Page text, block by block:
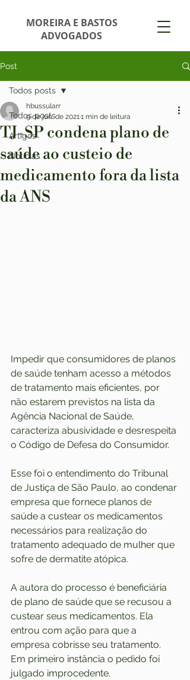
MOREIRA E BASTOS
ADVOGADOS
Post
Todos posts
Artigos
Notícias
Todos posts
TJ-SP condena plano de
saúde ao custeio de
medicamento fora da lista
da ANS
hbussularr
9 de jun. de 20211 min de leitura
Impedir que consumidores de planos
de saúde tenham acesso a métodos
de tratamento mais eficientes, por
não estarem previstos na lista da
Agência Nacional de Saúde,
caracteriza abusividade e desrespeita
o Código de Defesa do Consumidor.
Esse foi o entendimento do Tribunal
de Justiça de São Paulo, ao condenar
empresa que fornece planos de
saúde a custear os medicamentos
necessários para realização do
tratamento adequado de mulher que
sofre de dermatite atópica.
A autora do processo é beneficiária
de plano de saúde que se recusou a
custear seus medicamentos. Ela
entrou com ação para que a
empresa cobrisse seu tratamento.
Em primeiro instância o pedido foi
julgado improcedente.